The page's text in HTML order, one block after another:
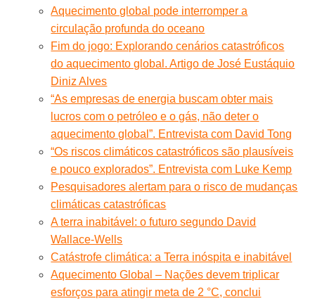
Aquecimento global pode interromper a
circulação profunda do oceano
Fim do jogo: Explorando cenários catastróficos
do aquecimento global. Artigo de José Eustáquio
Diniz Alves
“As empresas de energia buscam obter mais
lucros com o petróleo e o gás, não deter o
aquecimento global”. Entrevista com David Tong
“Os riscos climáticos catastróficos são plausíveis
e pouco explorados”. Entrevista com Luke Kemp
Pesquisadores alertam para o risco de mudanças
climáticas catastróficas
A terra inabitável: o futuro segundo David
Wallace-Wells
Catástrofe climática: a Terra inóspita e inabitável
Aquecimento Global – Nações devem triplicar
esforços para atingir meta de 2 °C, conclui